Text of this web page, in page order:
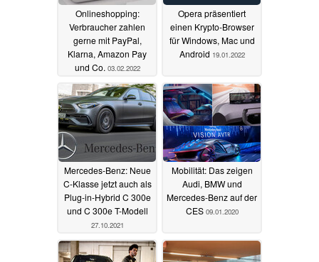
Onlineshopping:
Verbraucher zahlen
gerne mit PayPal,
Klarna, Amazon Pay
und Co. 03.02.2022
Opera präsentiert
einen Krypto-Browser
für Windows, Mac und
Android 19.01.2022
Mercedes-Benz: Neue
C-Klasse jetzt auch als
Plug-in-Hybrid C 300e
und C 300e T-Modell
27.10.2021
Mobilität: Das zeigen
Audi, BMW und
Mercedes-Benz auf der
CES 09.01.2020